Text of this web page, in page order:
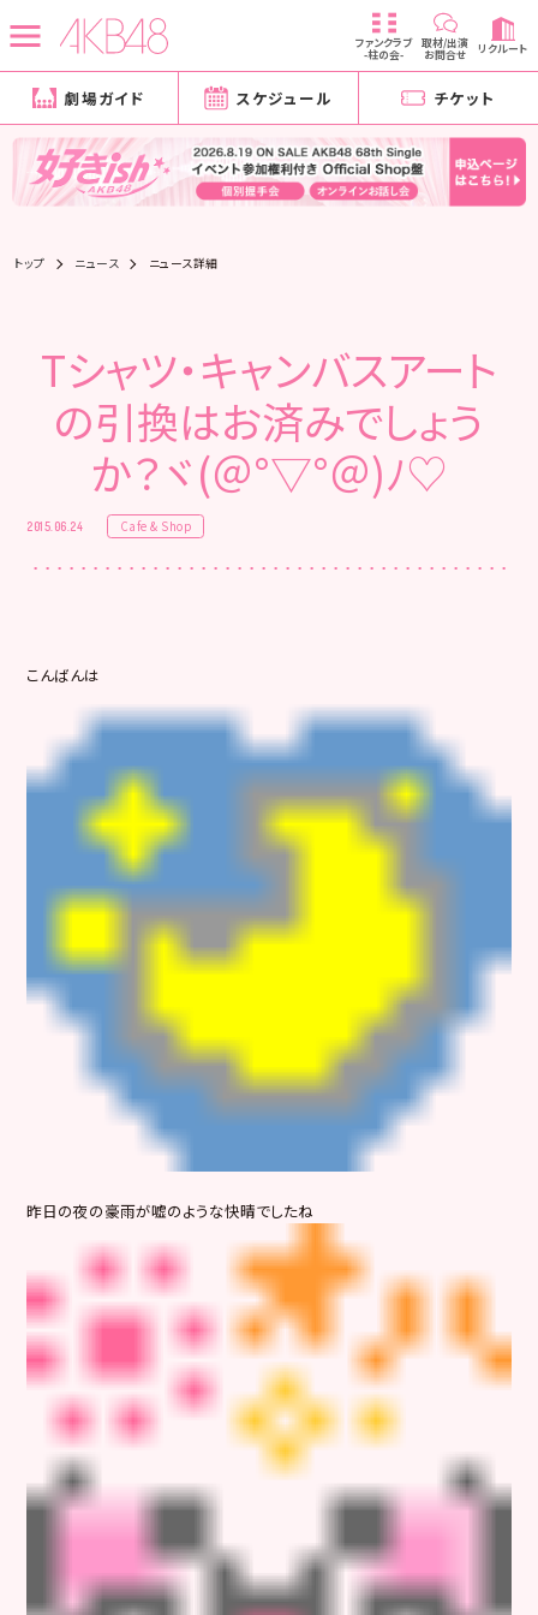
ファンクラブ
-柱の会-
取材/出演
お問合せ リクルート
劇場ガイド スケジュール チケット
トップ ニュース ニュース詳細
Tシャツ・キャンバスアート
の引換はお済みでしょう
か？ヾ(＠°▽°＠)ﾉ♡
2015.06.24 Cafe & Shop
こんばんは
昨日の夜の豪雨が嘘のような快晴でしたね